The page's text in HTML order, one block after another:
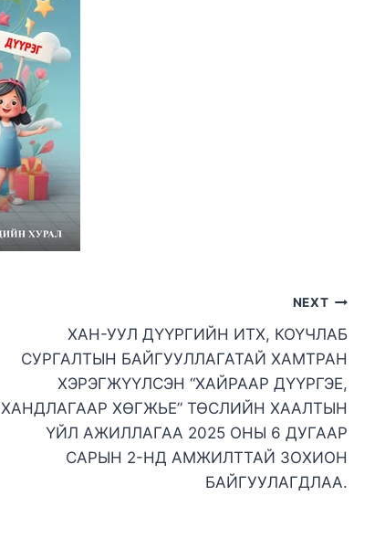
NEXT
ХАН-УУЛ ДҮҮРГИЙН ИТХ, КОҮЧЛАБ
СУРГАЛТЫН БАЙГУУЛЛАГАТАЙ ХАМТРАН
ХЭРЭГЖҮҮЛСЭН “ХАЙРААР ДҮҮРГЭЕ,
ХАНДЛАГААР ХӨГЖЬЕ” ТӨСЛИЙН ХААЛТЫН
ҮЙЛ АЖИЛЛАГАА 2025 ОНЫ 6 ДУГААР
САРЫН 2-НД АМЖИЛТТАЙ ЗОХИОН
БАЙГУУЛАГДЛАА.